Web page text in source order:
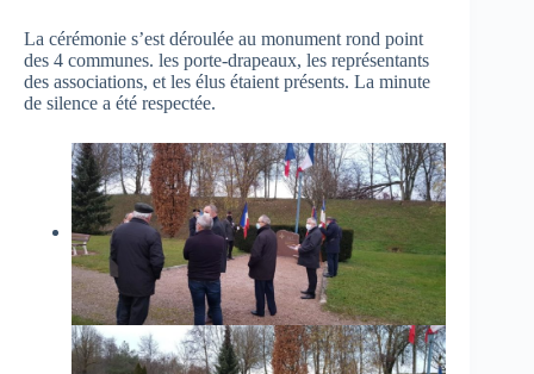
La cérémonie s’est déroulée au monument rond point
des 4 communes. les porte-drapeaux, les représentants
des associations, et les élus étaient présents. La minute
de silence a été respectée.